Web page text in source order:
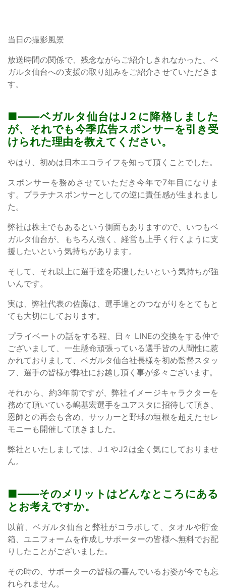
当日の撮影風景
放送時間の関係で、残念ながらご紹介しきれなかった、ベ
ガルタ仙台への支援の取り組みをご紹介させていただきま
す。
——ベガルタ仙台はJ２に降格しました
が、それでも今季広告スポンサーを引き受
けられた理由を教えてください。
やはり、初めは日本エコライフを知って頂くことでした。
スポンサーを務めさせていただき今年で7年目になりま
す。プラチナスポンサーとしての逆に責任感が生まれまし
た。
弊社は株主でもあるという側面もありますので、いつもベ
ガルタ仙台が、もちろん強く、経営も上手く行くように支
援したいという気持ちがあります。
そして、それ以上に選手達を応援したいという気持ちが強
いんです。
実は、弊社代表の佐藤は、選手達とのつながりをとてもと
ても大切にしております。
プライベートの話をする程、日々 LINEの交換をする仲で
ございまして、一生懸命頑張っている選手皆の人間性に惹
かれておりまして、ベガルタ仙台社長様を初め監督スタッ
フ、選手の皆様が弊社にお越し頂く事が多々ございます。
それから、約3年前ですが、弊社イメージキャラクターを
務めて頂いている嶋基宏選手をユアスタに招待して頂き、
恩師との再会も含め、サッカーと野球の垣根を超えたセレ
モニーも開催して頂きました。
弊社といたしましては、J１やJ2は全く気にしておりませ
ん。
——そのメリットはどんなところにある
とお考えですか。
以前、ベガルタ仙台と弊社がコラボして、タオルや貯金
箱、ユニフォームを作成しサポーターの皆様へ無料でお配
りしたことがございました。
その時の、サポーターの皆様の喜んでいるお姿が今でも忘
れられません。